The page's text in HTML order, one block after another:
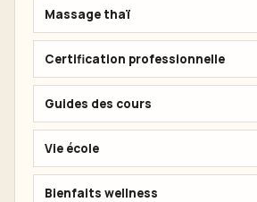
Massage thaï
Certification professionnelle
Guides des cours
Vie école
Bienfaits wellness